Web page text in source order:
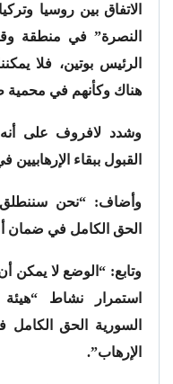
الاتفاق بين روسيا
النصرة” في منطقة
الرئيس بوتين، فلا
هناك وكأنهم في محمية
وشدد لافروف على
القبول ببقاء
وأضاف: “نحن سننطلق
الحق الكامل في ضمان
وتابع: “الوضع لا يمكن
استمرار نشاط
السورية الحق
الإرهاب”.